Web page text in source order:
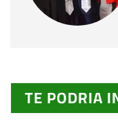
TE PODRIA